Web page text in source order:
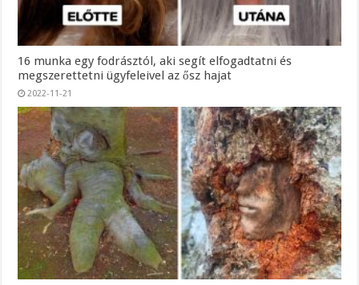
16 munka egy fodrásztól, aki segít elfogadtatni és
megszerettetni ügyfeleivel az ősz hajat
2022-11-21